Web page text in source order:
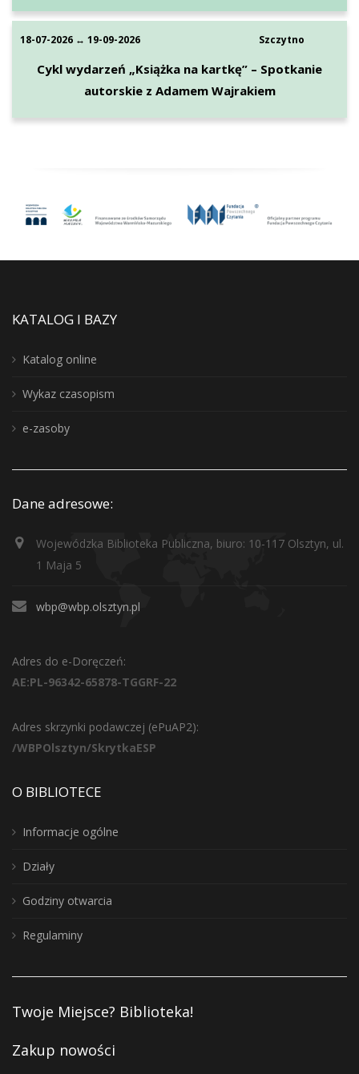
18-07-2026 ↔ 19-09-2026 Szczytno
Cykl wydarzeń „Książka na kartkę” – Spotkanie
autorskie z Adamem Wajrakiem
KATALOG I BAZY
Katalog online
Wykaz czasopism
e-zasoby
Dane adresowe:
Wojewódzka Biblioteka Publiczna, biuro: 10-117 Olsztyn, ul.
1 Maja 5
wbp@wbp.olsztyn.pl
Adres do e-Doręczeń:
AE:PL-96342-65878-TGGRF-22
Adres skrzynki podawczej (ePuAP2):
/WBPOlsztyn/SkrytkaESP
O BIBLIOTECE
Informacje ogólne
Działy
Godziny otwarcia
Regulaminy
Twoje Miejsce? Biblioteka!
Zakup nowości